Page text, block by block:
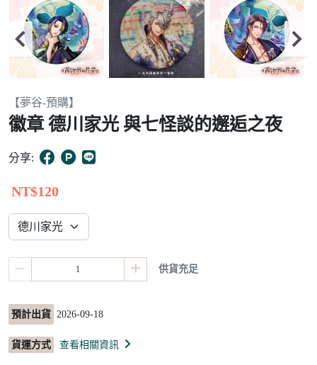
Item
2
of
8
【夢谷-預購】
徽章 德川家光 與七怪談的邂逅之夜
分享:
NT$120
供貨充足
預計出貨 2026-09-18
貨運方式 查看相關資訊